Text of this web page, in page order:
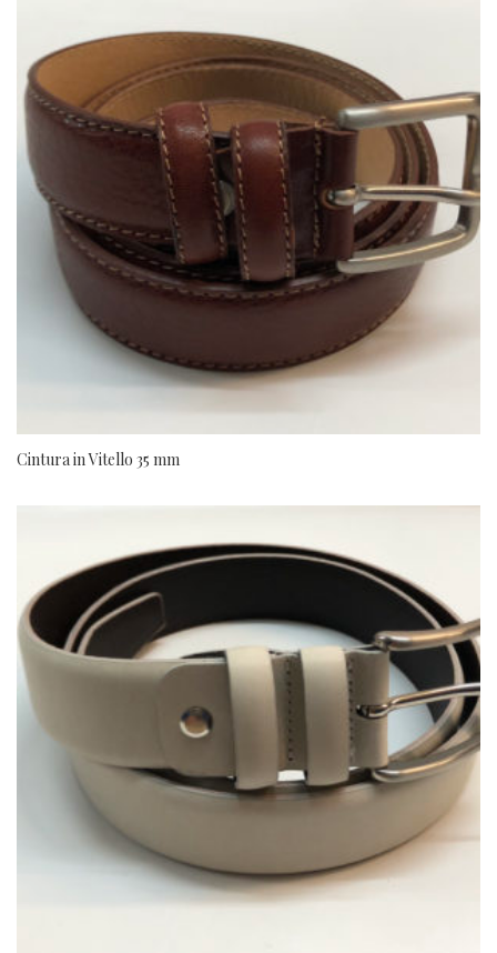
Cintura in Vitello 35 mm